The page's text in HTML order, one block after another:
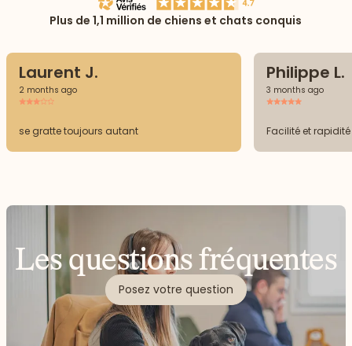
Plus de 1,1 million de chiens et chats conquis
Laurent J.
2 months ago
se gratte toujours autant
Philippe L.
3 months ago
Facilité et
Les questions fréquentes
Posez votre question